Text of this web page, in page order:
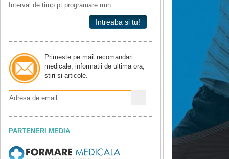
Interval de timp pt programare rmn...
Intreaba si tu!
Primeste pe mail recomandari
medicale, informatii de ultima ora,
stiri si articole.
PARTENERI MEDIA